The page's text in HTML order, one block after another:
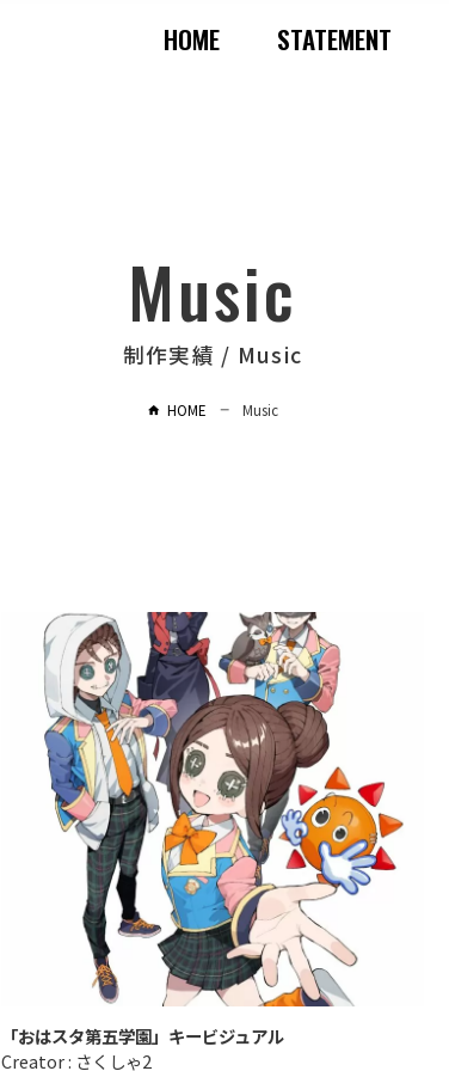
HOME STATEMENT
Music
制作実績 / Music
HOME horizontal_rule Music
「おはスタ第五学園」キービジュアル
Creator : さくしゃ2